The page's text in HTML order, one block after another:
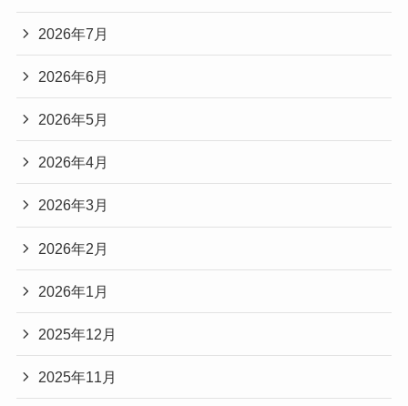
2026年7月
2026年6月
2026年5月
2026年4月
2026年3月
2026年2月
2026年1月
2025年12月
2025年11月